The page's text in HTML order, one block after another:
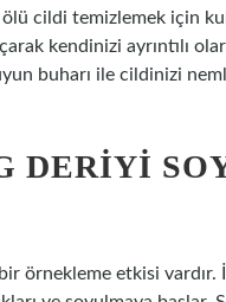
cildi temizlemek için
kendinizi ayrıntılı
buharı ile cildinizi
DERIYI
örnekleme etkisi vardır.